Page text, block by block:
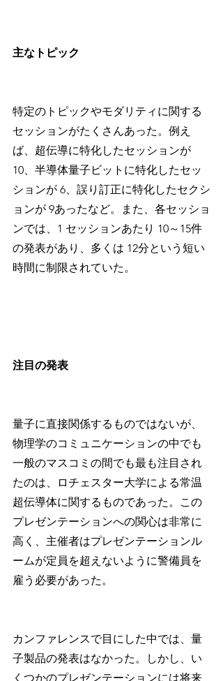
主なトピック
特定のトピックやモダリティに関する
セッションがたくさんあった。例え
ば、超伝導に特化したセッションが
10、半導体量子ビットに特化したセッ
ションが 6、誤り訂正に特化したセクシ
ョンが 9あったなど。また、各セッショ
ンでは、1 セッションあたり 10～15件
の発表があり、多くは 12分という短い
時間に制限されていた。
注目の発表
量子に直接関係するものではないが、
物理学のコミュニケーションの中でも
一般のマスコミの間でも最も注目され
たのは、ロチェスター大学による常温
超伝導体に関するものであった。この
プレゼンテーションへの関心は非常に
高く、主催者はプレゼンテーションル
ームが定員を超えないように警備員を
雇う必要があった。
カンファレンスで目にした中では、量
子製品の発表はなかった。しかし、い
くつかのプレゼンテーションには将来